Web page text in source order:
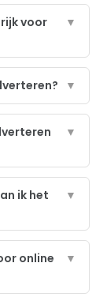
voor
▼
▼
▼
ik het
▼
online
▼